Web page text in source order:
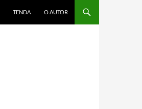
TENDA O AUTOR